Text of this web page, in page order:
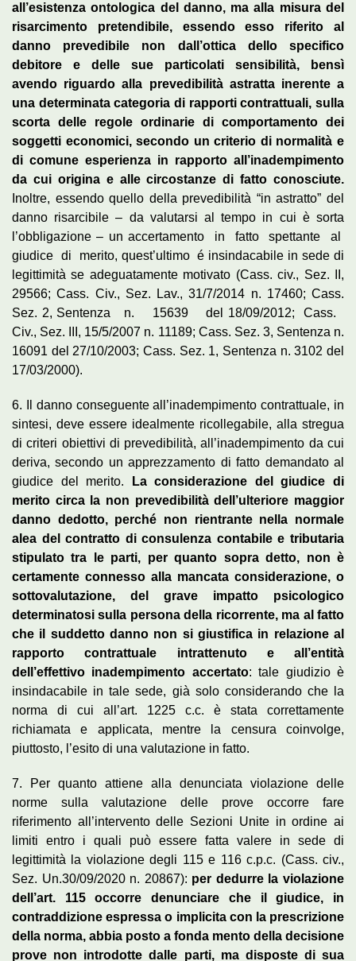
all’esistenza ontologica del danno, ma alla misura del
risarcimento pretendibile, essendo esso riferito al
danno prevedibile non dall’ottica dello specifico
debitore e delle sue particolati sensibilità, bensì
avendo riguardo alla prevedibilità astratta inerente a
una determinata categoria di rapporti contrattuali, sulla
scorta delle regole ordinarie di comportamento dei
soggetti economici, secondo un criterio di normalità e
di comune esperienza in rapporto all’inadempimento
da cui origina e alle circostanze di fatto conosciute.
Inoltre, essendo quello della prevedibilità “in astratto” del
danno risarcibile – da valutarsi al tempo in cui è sorta
l’obbligazione – un accertamento in fatto spettante al
giudice di merito, quest’ultimo é insindacabile in sede di
legittimità se adeguatamente motivato (Cass. civ., Sez. II,
29566; Cass. Civ., Sez. Lav., 31/7/2014 n. 17460; Cass.
Sez. 2, Sentenza n. 15639 del 18/09/2012; Cass.
Civ., Sez. III, 15/5/2007 n. 11189; Cass. Sez. 3, Sentenza n.
16091 del 27/10/2003; Cass. Sez. 1, Sentenza n. 3102 del
17/03/2000).
6. Il danno conseguente all’inadempimento contrattuale, in
sintesi, deve essere idealmente ricollegabile, alla stregua
di criteri obiettivi di prevedibilità, all’inadempimento da cui
deriva, secondo un apprezzamento di fatto demandato al
giudice del merito.
La considerazione del giudice di
merito circa la non prevedibilità dell’ulteriore maggior
danno dedotto, perché non rientrante nella normale
alea del contratto di consulenza contabile e tributaria
stipulato tra le parti, per quanto sopra detto, non è
certamente connesso alla mancata considerazione, o
sottovalutazione, del grave impatto psicologico
determinatosi sulla persona della ricorrente, ma al fatto
che il suddetto danno non si giustifica in relazione al
rapporto contrattuale intrattenuto e all’entità
dell’effettivo inadempimento accertato: tale giudizio è
insindacabile in tale sede, già solo considerando che la
norma di cui all’art. 1225 c.c. è stata correttamente
richiamata e applicata, mentre la censura coinvolge,
piuttosto, l’esito di una valutazione in fatto.
7. Per quanto attiene alla denunciata violazione delle
norme sulla valutazione delle prove occorre fare
riferimento all’intervento delle Sezioni Unite in ordine ai
limiti entro i quali può essere fatta valere in sede di
legittimità la violazione degli 115 e 116 c.p.c. (Cass. civ.,
Sez. Un.30/09/2020 n. 20867): per dedurre la violazione
dell’art. 115 occorre denunciare che il giudice, in
contraddizione espressa o implicita con la prescrizione
della norma, abbia posto a fonda mento della decisione
prove non introdotte dalle parti, ma disposte di sua